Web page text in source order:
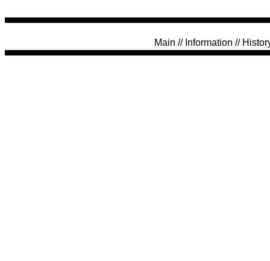
Main // Information //